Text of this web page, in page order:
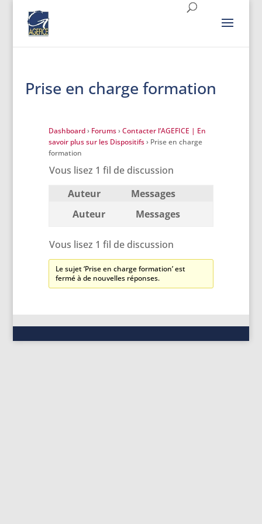
Prise en charge formation
Dashboard › Forums › Contacter l’AGEFICE | En
savoir plus sur les Dispositifs › Prise en charge
formation
Vous lisez 1 fil de discussion
Auteur
Messages
Auteur
Messages
Vous lisez 1 fil de discussion
Le sujet ‘Prise en charge formation’ est
fermé à de nouvelles réponses.